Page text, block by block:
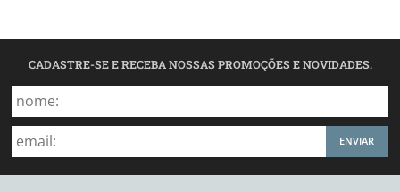
CADASTRE-SE E RECEBA NOSSAS PROMOÇÕES E NOVIDADES.
ENVIAR